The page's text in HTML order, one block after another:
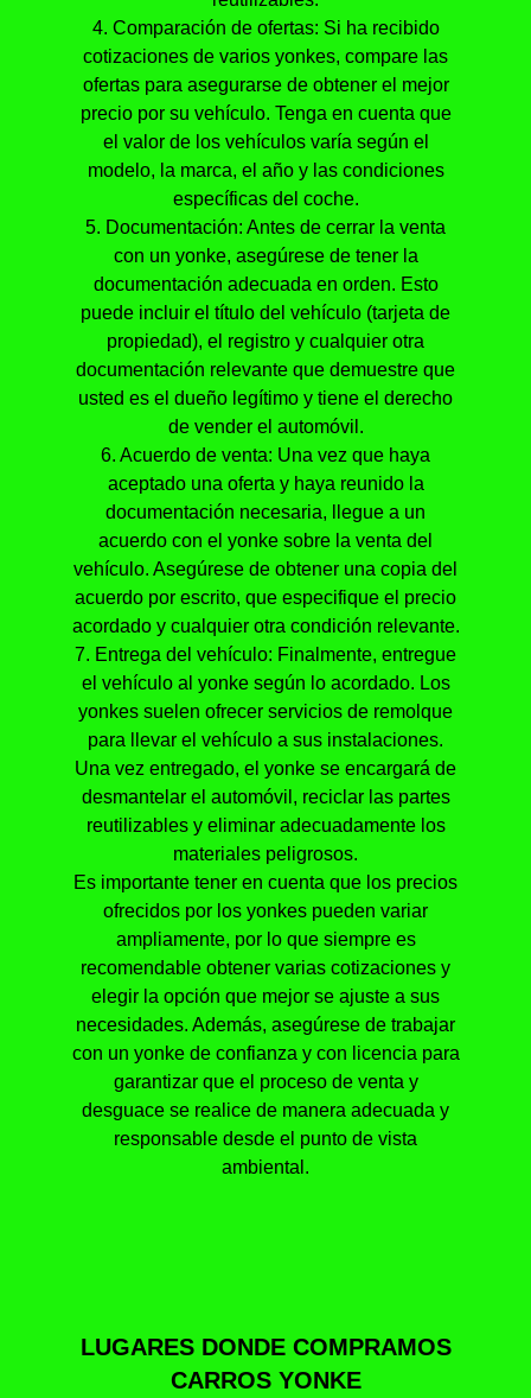
4. Comparación de ofertas: Si ha recibido
cotizaciones de varios yonkes, compare las
ofertas para asegurarse de obtener el mejor
precio por su vehículo. Tenga en cuenta que
el valor de los vehículos varía según el
modelo, la marca, el año y las condiciones
específicas del coche.
5. Documentación: Antes de cerrar la venta
con un yonke, asegúrese de tener la
documentación adecuada en orden. Esto
puede incluir el título del vehículo (tarjeta de
propiedad), el registro y cualquier otra
documentación relevante que demuestre que
usted es el dueño legítimo y tiene el derecho
de vender el automóvil.
6. Acuerdo de venta: Una vez que haya
aceptado una oferta y haya reunido la
documentación necesaria, llegue a un
acuerdo con el yonke sobre la venta del
vehículo. Asegúrese de obtener una copia del
acuerdo por escrito, que especifique el precio
acordado y cualquier otra condición relevante.
7. Entrega del vehículo: Finalmente, entregue
el vehículo al yonke según lo acordado. Los
yonkes suelen ofrecer servicios de remolque
para llevar el vehículo a sus instalaciones.
Una vez entregado, el yonke se encargará de
desmantelar el automóvil, reciclar las partes
reutilizables y eliminar adecuadamente los
materiales peligrosos.
Es importante tener en cuenta que los precios
ofrecidos por los yonkes pueden variar
ampliamente, por lo que siempre es
recomendable obtener varias cotizaciones y
elegir la opción que mejor se ajuste a sus
necesidades. Además, asegúrese de trabajar
con un yonke de confianza y con licencia para
garantizar que el proceso de venta y
desguace se realice de manera adecuada y
responsable desde el punto de vista
ambiental.
LUGARES DONDE COMPRAMOS
CARROS YONKE